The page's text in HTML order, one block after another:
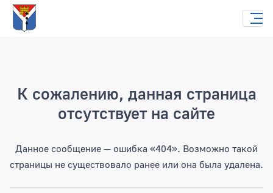
К сожалению, данная страница
отсутствует на сайте
Данное сообщение — ошибка «404». Возможно такой
страницы не существовало ранее или она была удалена.